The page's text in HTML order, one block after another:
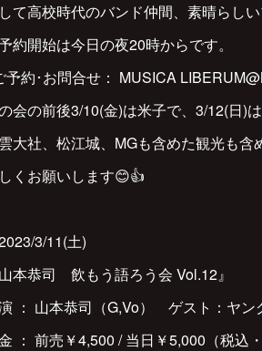
て高校時代のバンド仲間、素晴らし
約開始は今日の夜20時からです。
予約･お問合せ： MUSICA
会の前後3/10(金)は米子で、3/12(日)
大社、松江城、MGも含めた観光も
くお願いします😊👍
3/11(土)
山本恭司 飲もう語ろう会 Vol.12』
： 山本恭司（G,Vo） ゲスト：ヤン
： 前売￥4,500 / 当日￥5,000（税込